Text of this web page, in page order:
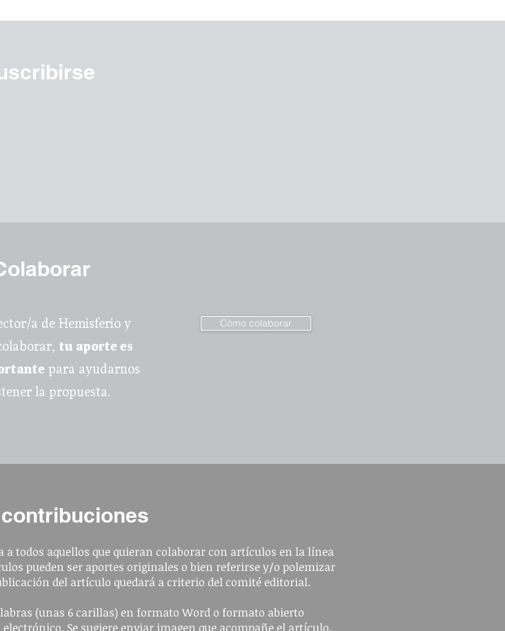
a de Hemisferio y
tu aporte es
para ayudarnos
la propuesta.
Cómo colaborar
todos aquellos que quieran colaborar con artículos en la línea
pueden ser aportes originales o bien referirse y/o polemizar
del artículo quedará a criterio del comité editorial.
(unas 6 carillas) en formato Word o formato abierto
Se sugiere enviar imagen que acompañe el artículo.